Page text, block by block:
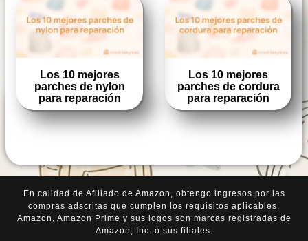
Los 10 mejores
parches de nylon
para reparación
Los 10 mejores
parches de cordura
para reparación
En calidad de Afiliado de Amazon, obtengo ingresos por las
compras adscritas que cumplen los requisitos aplicables.
Amazon, Amazon Prime y sus logos son marcas registradas de
Amazon, Inc. o sus filiales.